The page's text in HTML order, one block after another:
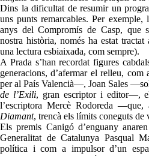
Dins la dificultat de resumir un
uns punts remarcables. Per exemple,
anys del Compromís de Casp, que
nostra història, només ha estat
una lectura esbiaixada, com sempre).
A Prada s’han recordat figures
generacions, d’afermar el relleu,
per al País Valencià—, Joan Sales
de l’Exili, gran escriptor i editor—,
l’escriptora Mercè Rodoreda —que,
Diamant, trencà els límits coneguts
Els premis Canigó d’enguany
Generalitat de Catalunya Pasqual
política i com a impulsor d’un